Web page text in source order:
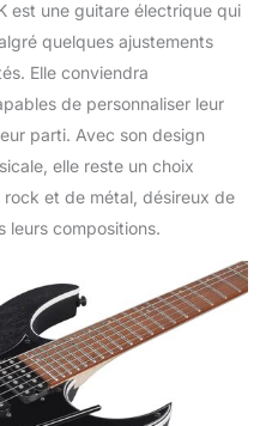
est une guitare électrique qui
quelques ajustements
Elle conviendra
de personnaliser leur
parti. Avec son design
elle reste un choix
et de métal, désireux de
leurs compositions.